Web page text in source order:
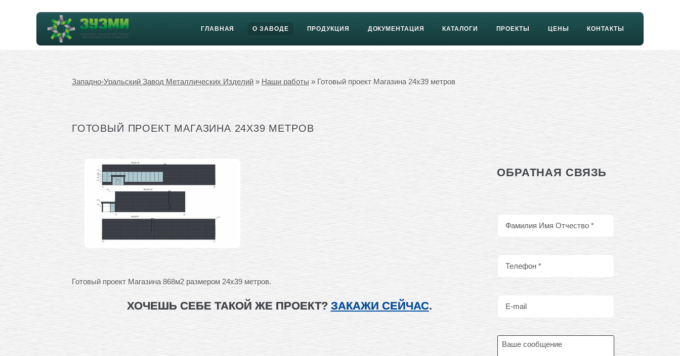
ГЛАВНАЯ О ЗАВОДЕ ПРОДУКЦИЯ ДОКУМЕНТАЦИЯ КАТАЛОГИ ПРОЕКТЫ ЦЕНЫ КОНТАКТЫ
Западно-Уральский Завод Металлических Изделий » Наши работы » Готовый проект Магазина 24х39 метров
ГОТОВЫЙ ПРОЕКТ МАГАЗИНА 24Х39 МЕТРОВ
Готовый проект Магазина 868м2 размером 24х39 метров.
ХОЧЕШЬ СЕБЕ ТАКОЙ ЖЕ ПРОЕКТ? ЗАКАЖИ СЕЙЧАС.
ОБРАТНАЯ СВЯЗЬ